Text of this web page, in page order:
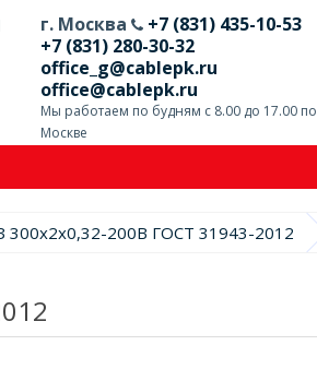
г. Москва
+7 (831) 435-10-53
+7 (831) 280-30-32
office_g@cablepk.ru
office@cablepk.ru
Мы работаем по будням с 8.00 до 17.00 по
Москве
300х2х0,32-200В ГОСТ 31943-2012